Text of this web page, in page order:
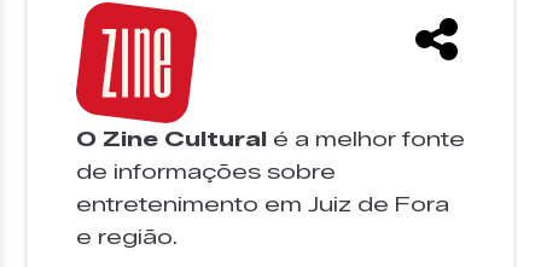
O Zine Cultural é a melhor fonte
de informações sobre
entretenimento em Juiz de Fora
e região.